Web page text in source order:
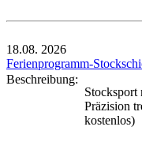
18.08. 2026
Ferienprogramm-
Beschreibung:
Stocksport
Präzision
kostenlos)